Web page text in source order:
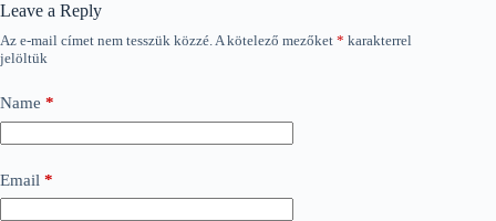
Leave a Reply
Az e-mail címet nem tesszük közzé.A kötelező mezőket * karakterrel
jelöltük
Name *
Email *